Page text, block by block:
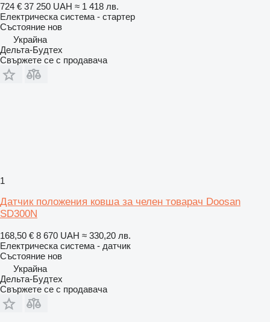
724 € 37 250 UAH ≈ 1 418 лв.
Електрическа система - стартер
Състояние нов
Украйна
Дельта-Будтех
Свържете се с продавача
1
Датчик положения ковша за челен товарач Doosan
SD300N
168,50 € 8 670 UAH ≈ 330,20 лв.
Електрическа система - датчик
Състояние нов
Украйна
Дельта-Будтех
Свържете се с продавача